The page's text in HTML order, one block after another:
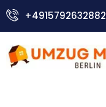
Zum
Inhalt
+4915792632882